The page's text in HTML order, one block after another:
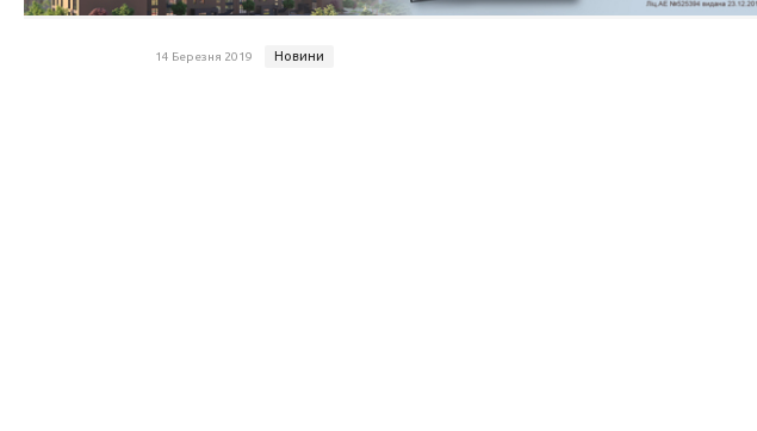
14 Березня 2019 Новини